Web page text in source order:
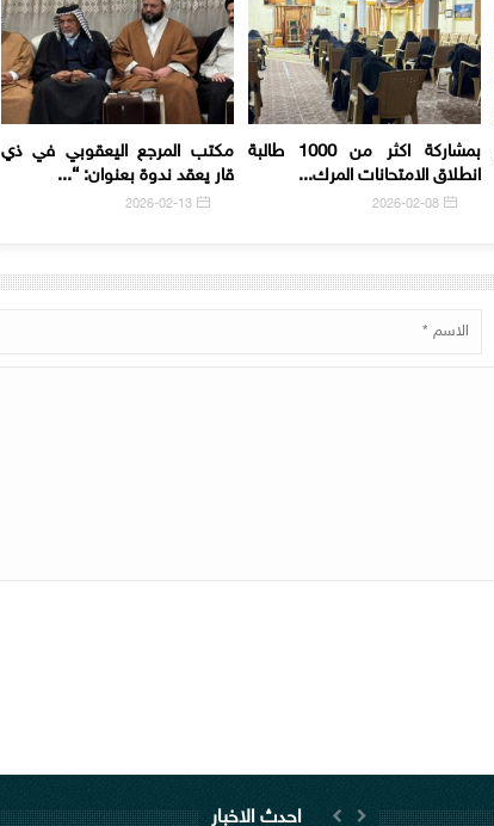
مكتب المرجع اليعقوبي في ذي
قار يعقد ندوة بعنوان: “...
2026-02-13
بمشاركة اكثر من 1000 طالبة
انطلاق الامتحانات المرك...
2026-02-08
احدث الاخبار